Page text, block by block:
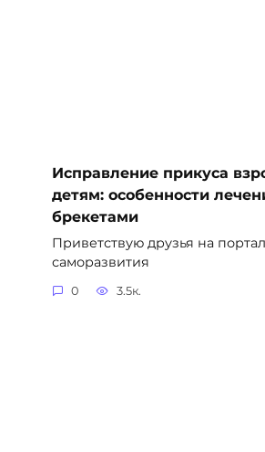
Исправление прикуса
детям: особенности
брекетами
Приветствую друзья на
саморазвития
0 3.5к.